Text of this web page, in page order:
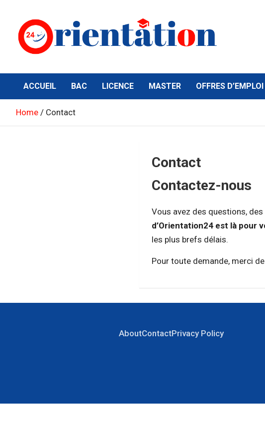
content
Orientation24
ACCUEIL BAC LICENCE MASTER OFFRES
Home Contact
Contact
Contactez-nous
Vous avez des questions,
d’Orientation24 est là pour
les plus brefs délais.
Pour toute demande, merci
AboutContactPrivacy Policy